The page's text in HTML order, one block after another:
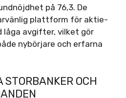
på 76,3. De
plattform för aktie-
låga avgifter, vilket gör
nybörjare och erfarna
OCH